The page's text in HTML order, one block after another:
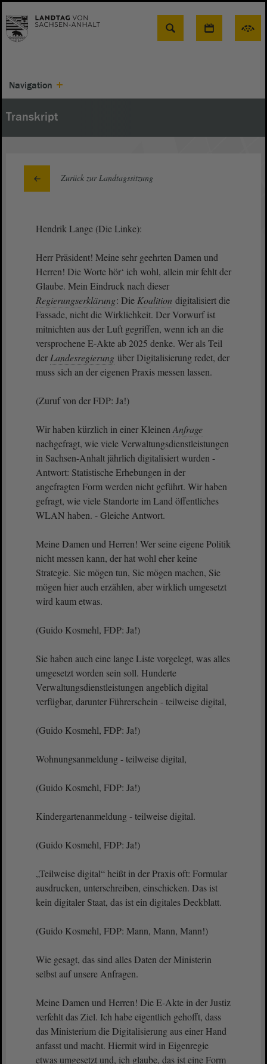
Suche
Navigation
Transkript
Zurück zur Landtagssitzung
Hendrik Lange (Die Linke):
Herr Präsident! Meine sehr geehrten Damen und
Herren! Die Worte hör‘ ich wohl, allein mir fehlt der
Glaube. Mein Eindruck nach dieser
Regierungserklärung: Die Koalition digitalisiert die
Fassade, nicht die Wirklichkeit. Der Vorwurf ist
mitnichten aus der Luft gegriffen, wenn ich an die
versprochene E-Akte ab 2025 denke. Wer als Teil
der Landesregierung über Digitalisierung redet, der
muss sich an der eigenen Praxis messen lassen.
(Zuruf von der FDP: Ja!)
Wir haben kürzlich in einer Kleinen Anfrage
nachgefragt, wie viele Verwaltungsdienstleistungen
in Sachsen-Anhalt jährlich digitalisiert wurden -
Antwort: Statistische Erhebungen in der
angefragten Form werden nicht geführt. Wir haben
gefragt, wie viele Standorte im Land öffentliches
WLAN haben. - Gleiche Antwort.
Meine Damen und Herren! Wer seine eigene Politik
nicht messen kann, der hat wohl eher keine
Strategie. Sie mögen tun, Sie mögen machen, Sie
mögen hier auch erzählen, aber wirklich umgesetzt
wird kaum etwas.
(Guido Kosmehl, FDP: Ja!)
Sie haben auch eine lange Liste vorgelegt, was alles
umgesetzt worden sein soll. Hunderte
Verwaltungsdienstleistungen angeblich digital
verfügbar, darunter Führerschein - teilweise digital,
(Guido Kosmehl, FDP: Ja!)
Wohnungsanmeldung - teilweise digital,
(Guido Kosmehl, FDP: Ja!)
Kindergartenanmeldung - teilweise digital.
(Guido Kosmehl, FDP: Ja!)
„Teilweise digital“ heißt in der Praxis oft: Formular
ausdrucken, unterschreiben, einschicken. Das ist
kein digitaler Staat, das ist ein digitales Deckblatt.
(Guido Kosmehl, FDP: Mann, Mann, Mann!)
Wie gesagt, das sind alles Daten der Ministerin
selbst auf unsere Anfragen.
Meine Damen und Herren! Die E-Akte in der Justiz
verfehlt das Ziel. Ich habe eigentlich gehofft, dass
das Ministerium die Digitalisierung aus einer Hand
anfasst und macht. Hiermit wird in Eigenregie
etwas umgesetzt und, ich glaube, das ist eine Form